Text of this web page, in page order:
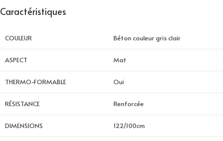
Caractéristiques
COULEUR Béton couleur gris clair
ASPECT Mat
THERMO-FORMABLE Oui
RÉSISTANCE Renforcée
DIMENSIONS 122/100cm